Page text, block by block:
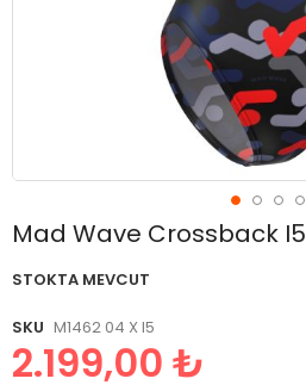
Mad Wave Crossback I5
STOKTA MEVCUT
SKU M1462 04 X I5
2.199,00 ₺
Resim
başlangıcına